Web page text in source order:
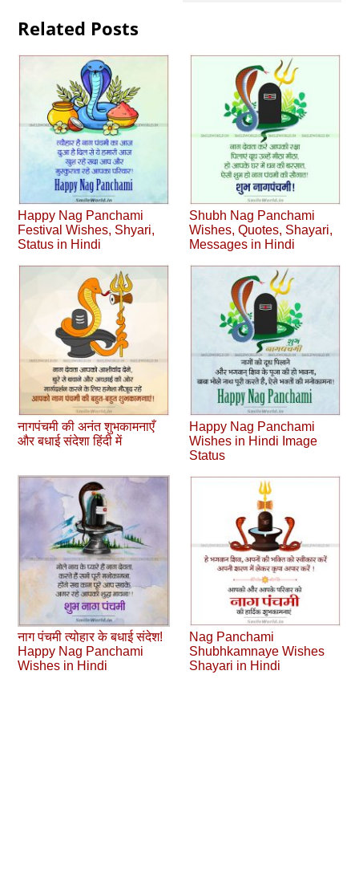
Related Posts
Happy Nag Panchami
Festival Wishes, Shyari,
Status in Hindi
Shubh Nag Panchami
Wishes, Quotes, Shayari,
Messages in Hindi
नागपंचमी की अनंत शुभकामनाएँ
और बधाई संदेशा हिंदी में
Happy Nag Panchami
Wishes in Hindi Image
Status
नाग पंचमी त्योहार के बधाई संदेश!
Happy Nag Panchami
Wishes in Hindi
Nag Panchami
Shubhkamnaye Wishes
Shayari in Hindi